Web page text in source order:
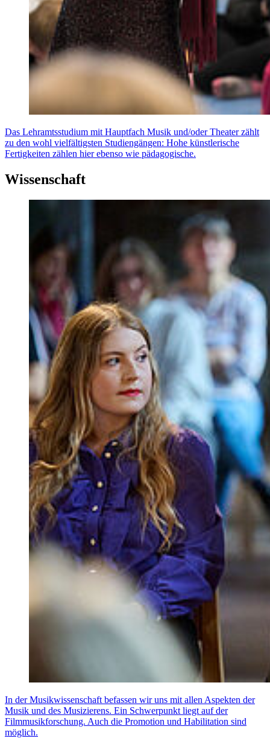
Das Lehramtsstudium mit Hauptfach Musik und/oder Theater zählt
zu den wohl vielfältigsten Studiengängen: Hohe künstlerische
Fertigkeiten zählen hier ebenso wie pädagogische.
Wissenschaft
In der Musikwissenschaft befassen wir uns mit allen Aspekten der
Musik und des Musizierens. Ein Schwerpunkt liegt auf der
Filmmusikforschung. Auch die Promotion und Habilitation sind
möglich.